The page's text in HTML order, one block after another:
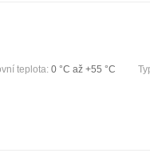
teplota: 0 °С až +55 °С